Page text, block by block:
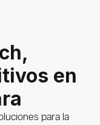
en
para la